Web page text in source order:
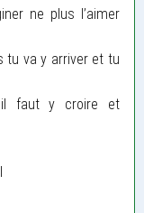
ne plus l’aimer
tu va y arriver et tu
faut y croire et